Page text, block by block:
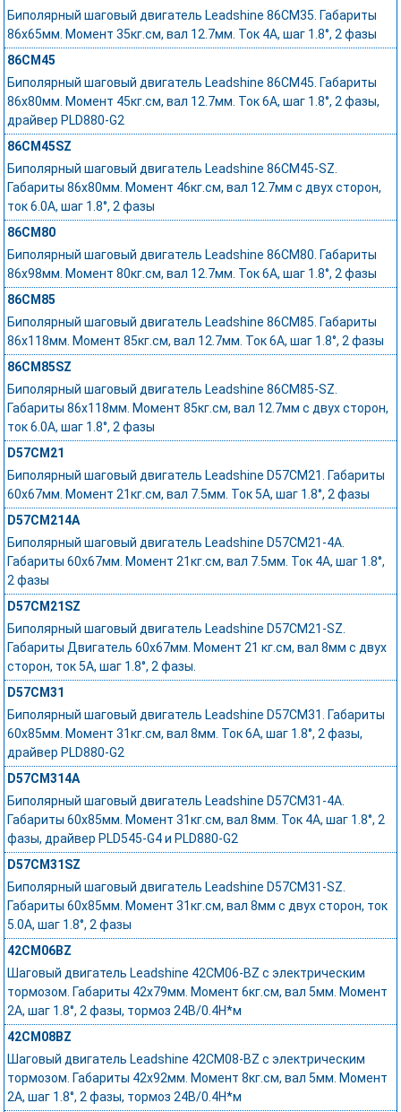
Биполярный шаговый двигатель Leadshine 86CM35. Габариты
86x65мм. Момент 35кг.см, вал 12.7мм. Ток 4А, шаг 1.8°, 2 фазы
86CM45
Биполярный шаговый двигатель Leadshine 86CM45. Габариты
86x80мм. Момент 45кг.см, вал 12.7мм. Ток 6А, шаг 1.8°, 2 фазы,
драйвер PLD880-G2
86CM45SZ
Биполярный шаговый двигатель Leadshine 86CM45-SZ.
Габариты 86х80мм. Момент 46кг.см, вал 12.7мм с двух сторон,
ток 6.0А, шаг 1.8°, 2 фазы
86CM80
Биполярный шаговый двигатель Leadshine 86CM80. Габариты
86x98мм. Момент 80кг.см, вал 12.7мм. Ток 6А, шаг 1.8°, 2 фазы
86CM85
Биполярный шаговый двигатель Leadshine 86CM85. Габариты
86x118мм. Момент 85кг.см, вал 12.7мм. Ток 6А, шаг 1.8°, 2 фазы
86CM85SZ
Биполярный шаговый двигатель Leadshine 86CM85-SZ.
Габариты 86х118мм. Момент 85кг.см, вал 12.7мм с двух сторон,
ток 6.0А, шаг 1.8°, 2 фазы
D57CM21
Биполярный шаговый двигатель Leadshine D57CM21. Габариты
60x67мм. Момент 21кг.см, вал 7.5мм. Ток 5А, шаг 1.8°, 2 фазы
D57CM214A
Биполярный шаговый двигатель Leadshine D57CM21-4A.
Габариты 60x67мм. Момент 21кг.см, вал 7.5мм. Ток 4А, шаг 1.8°,
2 фазы
D57CM21SZ
Биполярный шаговый двигатель Leadshine D57CM21-SZ.
Габариты Двигатель 60x67мм. Момент 21 кг.см, вал 8мм с двух
сторон, ток 5А, шаг 1.8°, 2 фазы.
D57CM31
Биполярный шаговый двигатель Leadshine D57CM31. Габариты
60x85мм. Момент 31кг.см, вал 8мм. Ток 6А, шаг 1.8°, 2 фазы,
драйвер PLD880-G2
D57CM314A
Биполярный шаговый двигатель Leadshine D57CM31-4A.
Габариты 60x85мм. Момент 31кг.см, вал 8мм. Ток 4А, шаг 1.8°, 2
фазы, драйвер PLD545-G4 и PLD880-G2
D57CM31SZ
Биполярный шаговый двигатель Leadshine D57CM31-SZ.
Габариты 60х85мм. Момент 31кг.см, вал 8мм с двух сторон, ток
5.0А, шаг 1.8°, 2 фазы
42CM06BZ
Шаговый двигатель Leadshine 42CM06-BZ с электрическим
тормозом. Габариты 42x79мм. Момент 6кг.см, вал 5мм. Момент
2А, шаг 1.8°, 2 фазы, тормоз 24В/0.4Н*м
42CM08BZ
Шаговый двигатель Leadshine 42CM08-BZ с электрическим
тормозом. Габариты 42x92мм. Момент 8кг.см, вал 5мм. Момент
2А, шаг 1.8°, 2 фазы, тормоз 24В/0.4Н*м